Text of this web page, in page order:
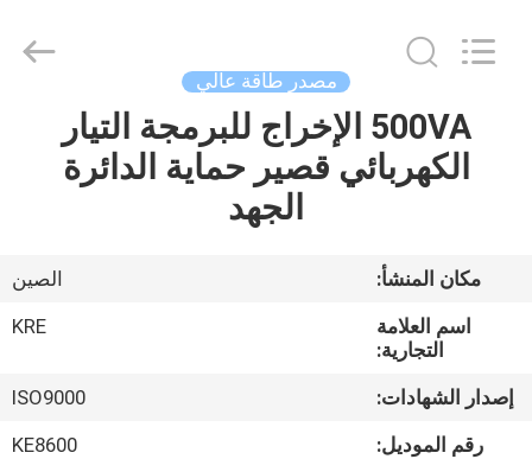
الصفحة
الرئيسية
معلومات
جولة
مصدر طاقة عالي
500VA الإخراج للبرمجة التيار
الكهربائي قصير حماية الدائرة
الجهد
مكان المنشأ:
الصين
اسم العلامة
التجارية:
KRE
إصدار الشهادات:
ISO9000
رقم الموديل:
KE8600